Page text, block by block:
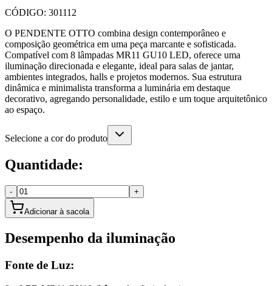
CÓDIGO: 301112
O PENDENTE OTTO combina design contemporâneo e
composição geométrica em uma peça marcante e sofisticada.
Compatível com 8 lâmpadas MR11 GU10 LED, oferece uma
iluminação direcionada e elegante, ideal para salas de jantar,
ambientes integrados, halls e projetos modernos. Sua estrutura
dinâmica e minimalista transforma a luminária em destaque
decorativo, agregando personalidade, estilo e um toque arquitetônico
ao espaço.
Selecione a cor do produto
Quantidade:
- +
Adicionar à sacola
Desempenho da iluminação
Fonte de Luz: